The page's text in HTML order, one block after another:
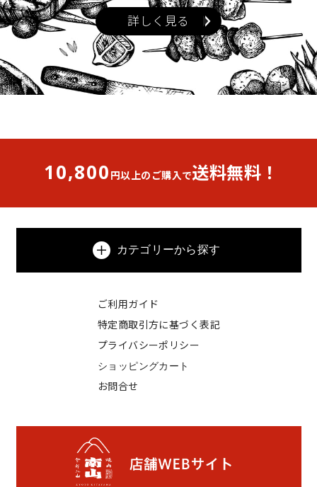
詳しく見る
10,800 円以上のご購入で送料無料！
カテゴリーから探す
ご利用ガイド
特定商取引方に基づく表記
プライバシーポリシー
ショッピングカート
お問合せ